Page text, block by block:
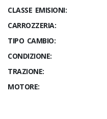
CLASSE EMISIONI:
CARROZZERIA:
TIPO CAMBIO:
CONDIZIONE:
TRAZIONE:
MOTORE: